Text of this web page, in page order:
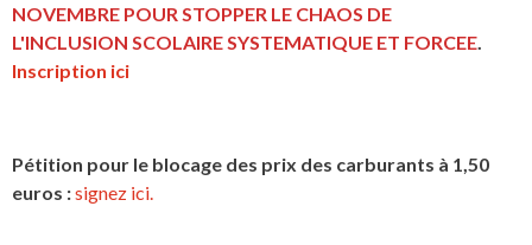
NOVEMBRE POUR STOPPER LE CHAOS DE
L'INCLUSION SCOLAIRE SYSTEMATIQUE ET FORCEE
Inscription ici
Pétition pour le blocage des prix des carburants à 1,50
euros :signez ici.